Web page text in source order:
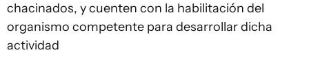
chacinados, y cuenten con la habilitación del
organismo competente para desarrollar dicha
actividad